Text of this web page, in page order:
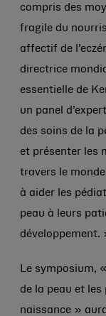
compris des
fragile du
affectif de
directrice
essentielle de
un panel
des soins de la
et présenter les
travers le
à aider les
peau à leurs
développement.
Le symposium,
de la peau et
naissance »